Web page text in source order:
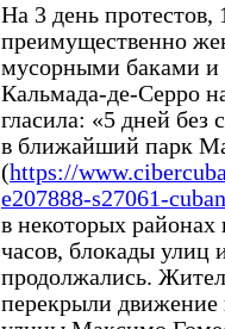
На 3 день протестов,
преимущественно
мусорными баками и
Кальмада-де-Серро
гласила: «5 дней без
в ближайший парк
(https://
e207888-s27061-
в некоторых
часов, блокады улиц
продолжались.
перекрыли движение